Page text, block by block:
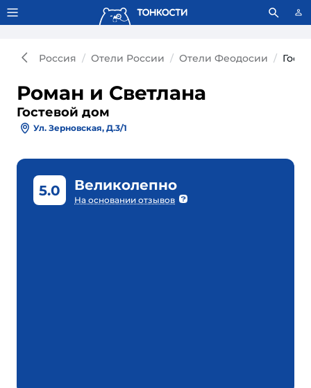
Тонкости используют сookie-файлы. Что это значит?
Россия Отели России Отели Феодосии
Роман и Светлана
Гостевой дом
Ул. Зерновская, Д.3/1
5.0 Великолепно
На основании отзывов